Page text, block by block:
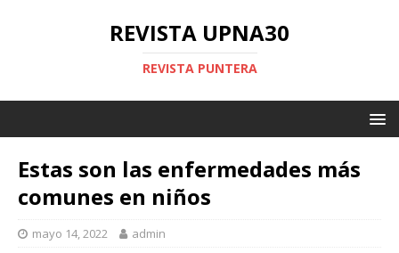
REVISTA UPNA30
REVISTA PUNTERA
Estas son las enfermedades más
comunes en niños
mayo 14, 2022 admin